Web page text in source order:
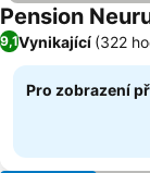
Pension
9,1Vynikající (322
Pro zobrazení